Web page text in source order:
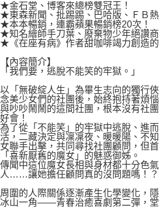
★金石堂、博客來總榜雙冠王！
★東森新聞、批踢踢、巴哈版、ＦＢ熱
★本本暢銷，連霸蘋果暢銷榜20次！
★知名繪師手刀葉、廢棄物少年絕讚商
★《在座有病》作者甜咖啡竭力創造的
【內容簡介】
「我們要，逃脫不能笑的牢獄。」
以「無破綻人生」為畢生志向的獨行
念美少女們的社團後，始終抱持著煩
與吵吵鬧鬧的這間社團，根本沒有社
好會！
為了從「不能笑」的牢獄中逃脫、進
活，二藏決定與凜凜夜、暖暖陽、不
女聯手出擊，共同尋找社團顧問，但
「喜新厭舊的魔女」的魅惑御姊。
傳聞中這位魔女長相與身材都十分色
人……讓她擔任顧問真的沒問題嗎！？
周圍的人際關係逐漸產生化學變化，
冰山一角——青春治癒喜劇第二彈，堂